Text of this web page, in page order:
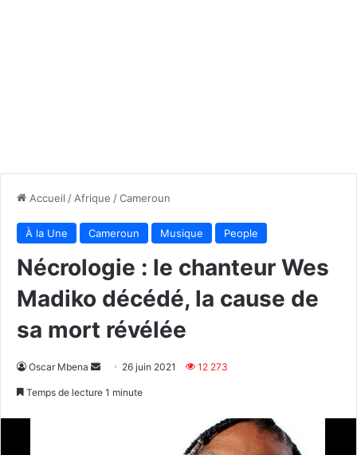
Accueil / Afrique /Cameroun
À la Une Cameroun Musique People
Nécrologie : le chanteur Wes
Madiko décédé, la cause de
sa mort révélée
Oscar Mbena
Envoyer26 juin 2021 12 273
Temps de lecture 1 minute